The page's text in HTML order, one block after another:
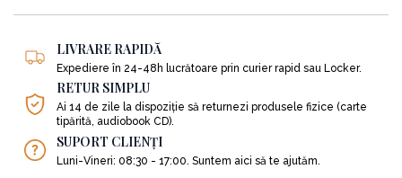
LIVRARE RAPIDĂ
Expediere în 24-48h lucrătoare prin curier rapid sau Locker.
RETUR SIMPLU
Ai 14 de zile la dispoziție să returnezi produsele fizice (carte
tipărită, audiobook CD).
SUPORT CLIENȚI
Luni-Vineri: 08:30 - 17:00. Suntem aici să te ajutăm.